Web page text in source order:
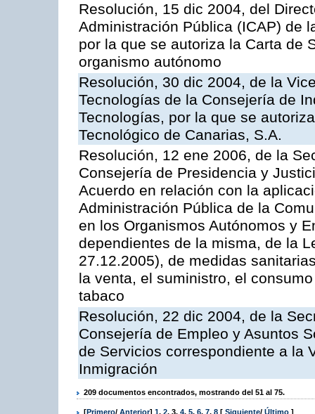
Resolución, 15 dic 2004, del
Administración Pública (ICAP) de
por la que se autoriza la Carta de
organismo autónomo
Resolución, 30 dic 2004, de la
Tecnologías de la Consejería de
Tecnologías, por la que se
Tecnológico de Canarias, S.A.
Resolución, 12 ene 2006, de la
Consejería de Presidencia y
Acuerdo en relación con la
Administración Pública de la
en los Organismos Autónomos y
dependientes de la misma, de la
27.12.2005), de medidas
la venta, el suministro, el
tabaco
Resolución, 22 dic 2004, de la
Consejería de Empleo y Asuntos
de Servicios correspondiente a la
Inmigración
209 documentos encontrados, mostrando del 51 al 75.
[Primero/ Anterior] 1, 2, 3, 4, 5, 6, 7, 8 [ Siguiente/ Último ]